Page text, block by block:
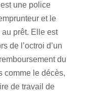
est une police
et le
prêt. Elle est
de l’octroi d’un
du
comme le décès,
de travail de